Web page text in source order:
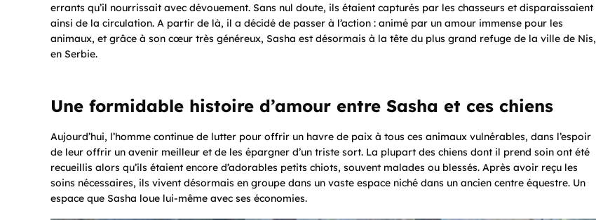
errants qu’il nourrissait avec dévouement. Sans nul doute, ils étaient capturés par les chasseurs et disparaissaient
ainsi de la circulation. A partir de là, il a décidé de passer à l’action : animé par un amour immense pour les
animaux, et grâce à son cœur très généreux, Sasha est désormais à la tête du plus grand refuge de la ville de Nis,
en Serbie.
Une formidable histoire d’amour entre Sasha et ces chiens
Aujourd’hui, l’homme continue de lutter pour offrir un havre de paix à tous ces animaux vulnérables, dans l’espoir
de leur offrir un avenir meilleur et de les épargner d’un triste sort. La plupart des chiens dont il prend soin ont été
recueillis alors qu’ils étaient encore d’adorables petits chiots, souvent malades ou blessés. Après avoir reçu les
soins nécessaires, ils vivent désormais en groupe dans un vaste espace niché dans un ancien centre équestre. Un
espace que Sasha loue lui-même avec ses économies.